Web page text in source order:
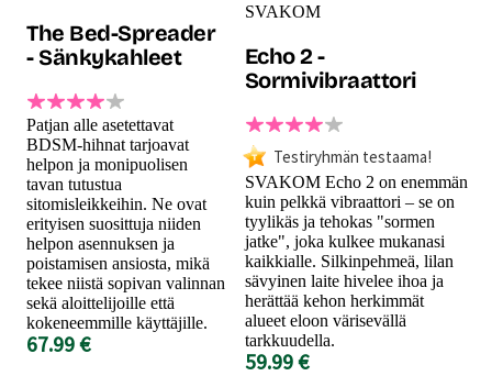
The Bed-Spreader
- Sänkykahleet
Patjan alle asetettavat
BDSM-hihnat tarjoavat
helpon ja monipuolisen
tavan tutustua
sitomisleikkeihin. Ne ovat
erityisen suosittuja niiden
helpon asennuksen ja
poistamisen ansiosta, mikä
tekee niistä sopivan valinnan
sekä aloittelijoille että
kokeneemmille käyttäjille.
67.99 €
SVAKOM
Echo 2 -
Sormivibraattori
Testiryhmän testaama!
SVAKOM Echo 2 on enemmän
kuin pelkkä vibraattori – se on
tyylikäs ja tehokas "sormen
jatke", joka kulkee mukanasi
kaikkialle. Silkinpehmeä, lilan
sävyinen laite hivelee ihoa ja
herättää kehon herkimmät
alueet eloon värisevällä
tarkkuudella.
59.99 €